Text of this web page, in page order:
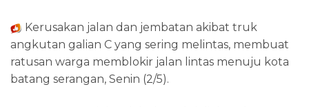
Kerusakan jalan dan jembatan akibat truk
angkutan galian C yang sering melintas, membuat
ratusan warga memblokir jalan lintas menuju kota
batang serangan, Senin (2/5).